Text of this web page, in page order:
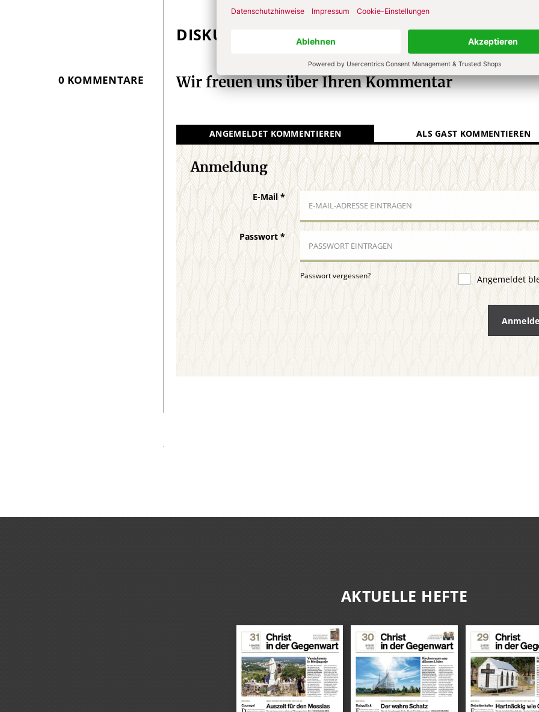
Infos
DISKUSSION
0 KOMMENTARE Wir freuen uns über Ihren Kommentar
ANGEMELDET KOMMENTIEREN ALS GAST KOMMENTIEREN
Anmeldung
E-Mail *
Passwort*
Passwort vergessen? Angemeldet
AKTUELLE HEFTE